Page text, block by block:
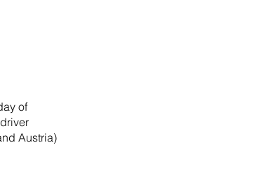
of
Austria)